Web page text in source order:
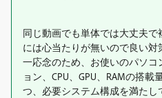
同じ動画でも単体では大丈夫
には心当たりが無いので良い対
一応念のため、お使いのパソコ
ョン、CPU、GPU、RAMの搭
つ、必要システム構成を満た